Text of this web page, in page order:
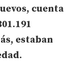
cuenta
estaban